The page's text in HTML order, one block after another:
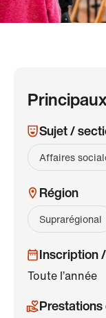
Sujet /
Affaires
Région
Suprarégional
Inscription
Toute l’année